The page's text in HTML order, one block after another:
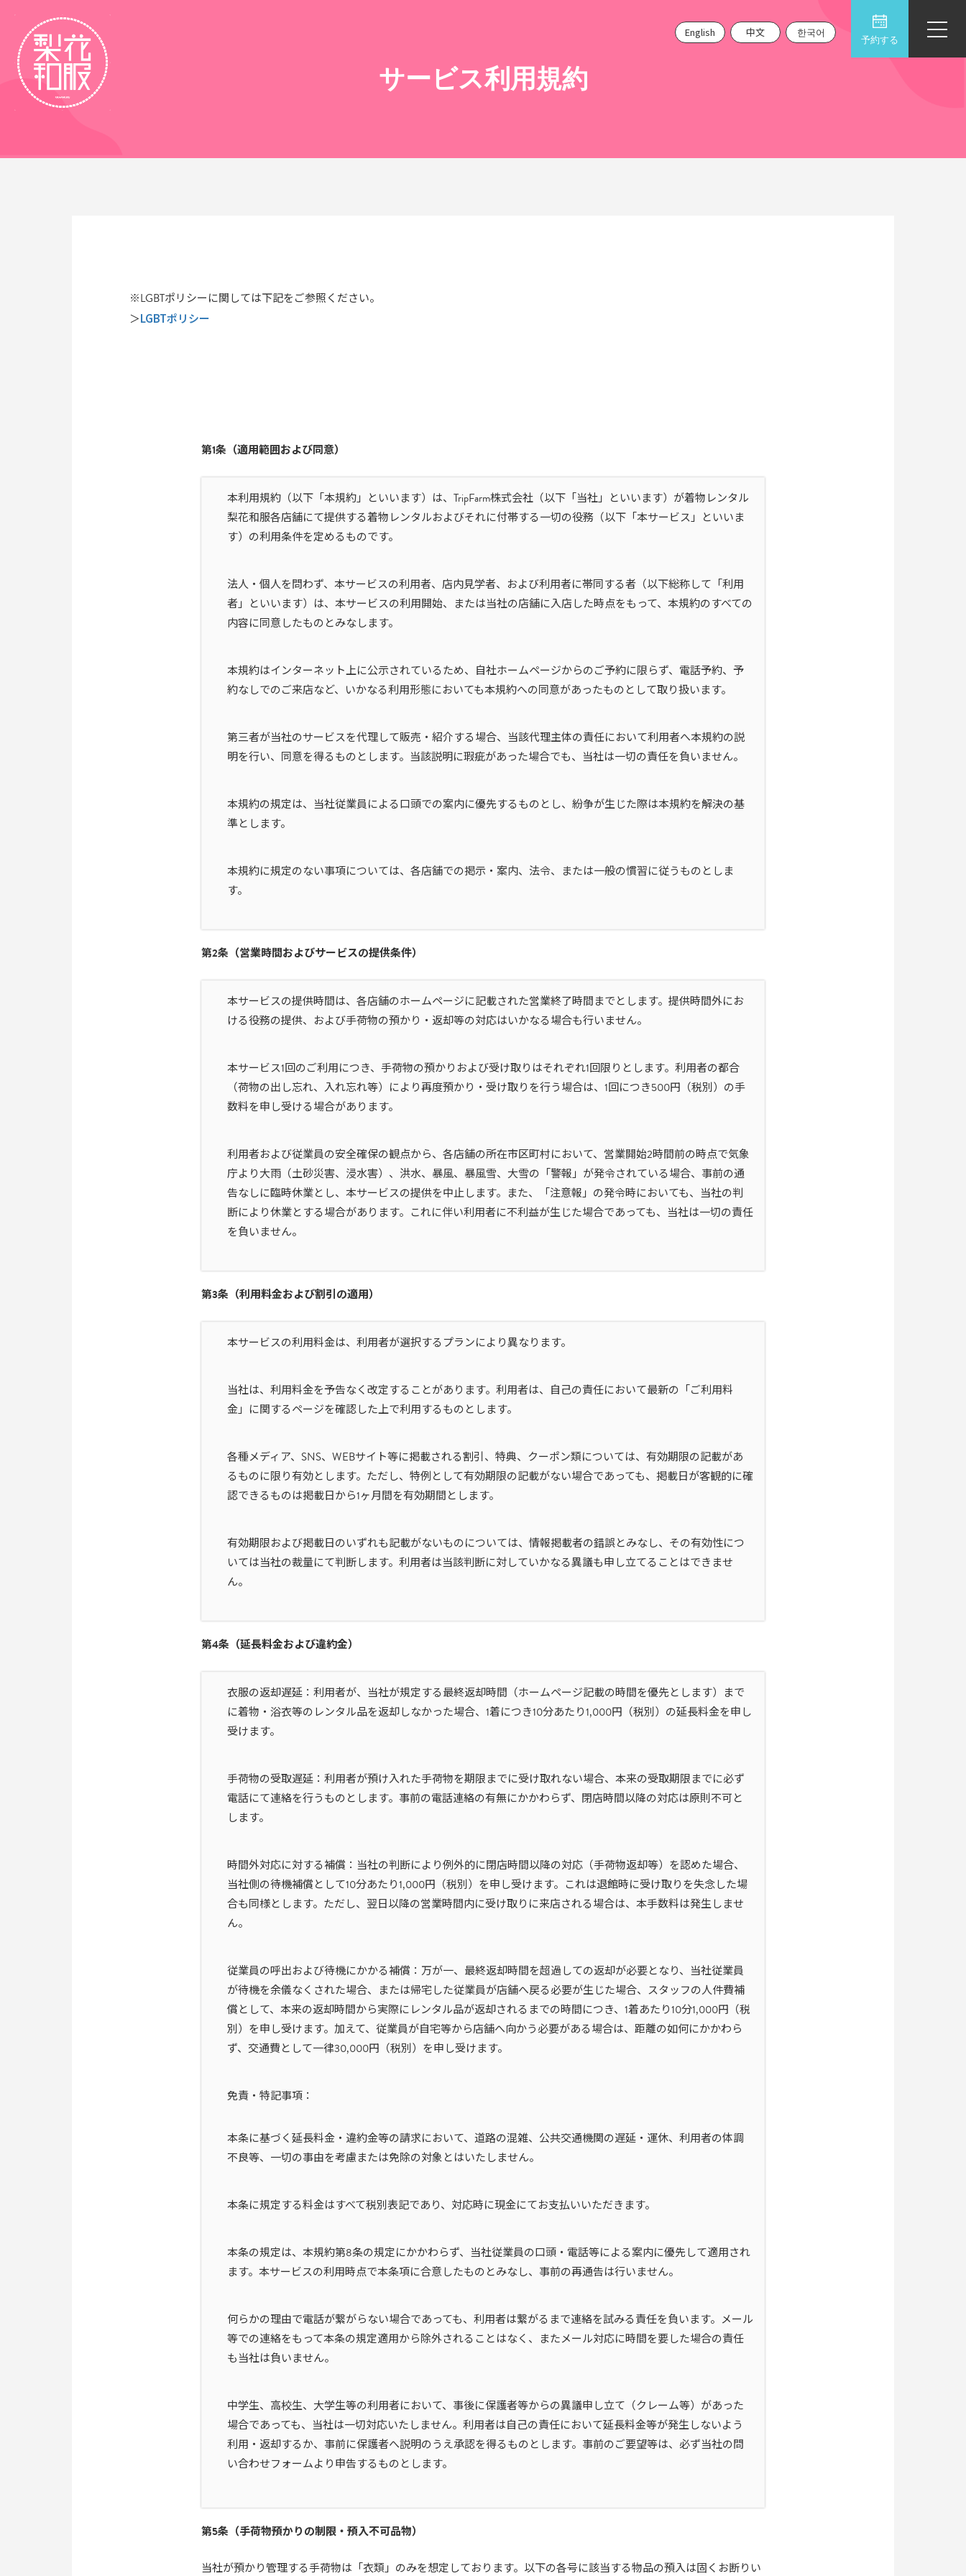
English 中文 한국어
予約する
​サービス利用規約
※LGBTポリシーに関しては下記をご参照ください。
＞LGBTポリシー
第1条（適用範囲および同意）
本利用規約（以下「本規約」といいます）は、TripFarm株式会社（以下「当社」といいます）が着物レンタル
梨花和服各店舗にて提供する着物レンタルおよびそれに付帯する一切の役務（以下「本サービス」といいま
す）の利用条件を定めるものです。
法人・個人を問わず、本サービスの利用者、店内見学者、および利用者に帯同する者（以下総称して「利用
者」といいます）は、本サービスの利用開始、または当社の店舗に入店した時点をもって、本規約のすべての
内容に同意したものとみなします。
本規約はインターネット上に公示されているため、自社ホームページからのご予約に限らず、電話予約、予
約なしでのご来店など、いかなる利用形態においても本規約への同意があったものとして取り扱います。
第三者が当社のサービスを代理して販売・紹介する場合、当該代理主体の責任において利用者へ本規約の説
明を行い、同意を得るものとします。当該説明に瑕疵があった場合でも、当社は一切の責任を負いません。
本規約の規定は、当社従業員による口頭での案内に優先するものとし、紛争が生じた際は本規約を解決の基
準とします。
本規約に規定のない事項については、各店舗での掲示・案内、法令、または一般の慣習に従うものとしま
す。
第2条（営業時間およびサービスの提供条件）
本サービスの提供時間は、各店舗のホームページに記載された営業終了時間までとします。提供時間外にお
ける役務の提供、および手荷物の預かり・返却等の対応はいかなる場合も行いません。
本サービス1回のご利用につき、手荷物の預かりおよび受け取りはそれぞれ1回限りとします。利用者の都合
（荷物の出し忘れ、入れ忘れ等）により再度預かり・受け取りを行う場合は、1回につき500円（税別）の手
数料を申し受ける場合があります。
利用者および従業員の安全確保の観点から、各店舗の所在市区町村において、営業開始2時間前の時点で気象
庁より大雨（土砂災害、浸水害）、洪水、暴風、暴風雪、大雪の「警報」が発令されている場合、事前の通
告なしに臨時休業とし、本サービスの提供を中止します。また、「注意報」の発令時においても、当社の判
断により休業とする場合があります。これに伴い利用者に不利益が生じた場合であっても、当社は一切の責任
を負いません。
第3条（利用料金および割引の適用）
本サービスの利用料金は、利用者が選択するプランにより異なります。
当社は、利用料金を予告なく改定することがあります。利用者は、自己の責任において最新の「ご利用料
金」に関するページを確認した上で利用するものとします。
各種メディア、SNS、WEBサイト等に掲載される割引、特典、クーポン類については、有効期限の記載があ
るものに限り有効とします。ただし、特例として有効期限の記載がない場合であっても、掲載日が客観的に確
認できるものは掲載日から1ヶ月間を有効期間とします。
有効期限および掲載日のいずれも記載がないものについては、情報掲載者の錯誤とみなし、その有効性につ
いては当社の裁量にて判断します。利用者は当該判断に対していかなる異議も申し立てることはできませ
ん。
第4条（延長料金および違約金）
衣服の返却遅延：利用者が、当社が規定する最終返却時間（ホームページ記載の時間を優先とします）まで
に着物・浴衣等のレンタル品を返却しなかった場合、1着につき10分あたり1,000円（税別）の延長料金を申し
受けます。
手荷物の受取遅延：利用者が預け入れた手荷物を期限までに受け取れない場合、本来の受取期限までに必ず
電話にて連絡を行うものとします。事前の電話連絡の有無にかかわらず、閉店時間以降の対応は原則不可と
します。
時間外対応に対する補償：当社の判断により例外的に閉店時間以降の対応（手荷物返却等）を認めた場合、
当社側の待機補償として10分あたり1,000円（税別）を申し受けます。これは退館時に受け取りを失念した場
合も同様とします。ただし、翌日以降の営業時間内に受け取りに来店される場合は、本手数料は発生しませ
ん。
従業員の呼出および待機にかかる補償：万が一、最終返却時間を超過しての返却が必要となり、当社従業員
が待機を余儀なくされた場合、または帰宅した従業員が店舗へ戻る必要が生じた場合、スタッフの人件費補
償として、本来の返却時間から実際にレンタル品が返却されるまでの時間につき、1着あたり10分1,000円（税
別）を申し受けます。加えて、従業員が自宅等から店舗へ向かう必要がある場合は、距離の如何にかかわら
ず、交通費として一律30,000円（税別）を申し受けます。
免責・特記事項：
本条に基づく延長料金・違約金等の請求において、道路の混雑、公共交通機関の遅延・運休、利用者の体調
不良等、一切の事由を考慮または免除の対象とはいたしません。
本条に規定する料金はすべて税別表記であり、対応時に現金にてお支払いいただきます。
本条の規定は、本規約第8条の規定にかかわらず、当社従業員の口頭・電話等による案内に優先して適用され
ます。本サービスの利用時点で本条項に合意したものとみなし、事前の再通告は行いません。
何らかの理由で電話が繋がらない場合であっても、利用者は繋がるまで連絡を試みる責任を負います。メール
等での連絡をもって本条の規定適用から除外されることはなく、またメール対応に時間を要した場合の責任
も当社は負いません。
中学生、高校生、大学生等の利用者において、事後に保護者等からの異議申し立て（クレーム等）があった
場合であっても、当社は一切対応いたしません。利用者は自己の責任において延長料金等が発生しないよう
利用・返却するか、事前に保護者へ説明のうえ承認を得るものとします。事前のご要望等は、必ず当社の問
い合わせフォームより申告するものとします。
第5条（手荷物預かりの制限・預入不可品物）
当社が預かり管理する手荷物は「衣類」のみを想定しております。以下の各号に該当する物品の預入は固くお断りい